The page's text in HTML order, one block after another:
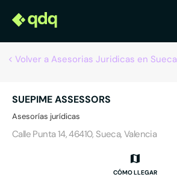
Volver a Asesorias Juridicas en Sueca
SUEPIME ASSESSORS
Asesorías jurídicas
Calle Punta 14, 46410, Sueca, Valencia
CÓMO LLEGAR